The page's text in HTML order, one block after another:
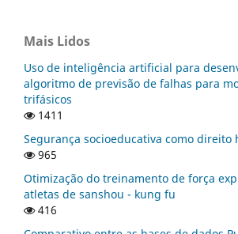
Mais Lidos
Uso de inteligência artificial para
algoritmo de previsão de falhas para
trifásicos
1411
Segurança socioeducativa como direito
965
Otimização do treinamento de força
atletas de sanshou - kung fu
416